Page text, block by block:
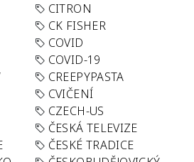
CITRON
CK FISHER
COVID
COVID-19
CREEPYPASTA
CVIČENÍ
CZECH-US
ČESKÁ TELEVIZE
ČESKÉ TRADICE